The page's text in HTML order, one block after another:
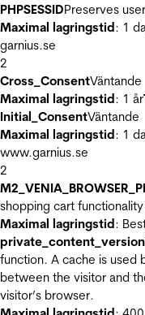
PHPSESSIDPreserves
Maximal lagringstid: 1
garnius.se
2
Cross_ConsentVäntande
Maximal lagringstid: 1 år
Initial_ConsentVäntande
Maximal lagringstid: 1
www.garnius.se
2
shopping cart
Maximal lagringstid:
private_content_version
function. A cache is used
between the visitor and
visitor’s browser.